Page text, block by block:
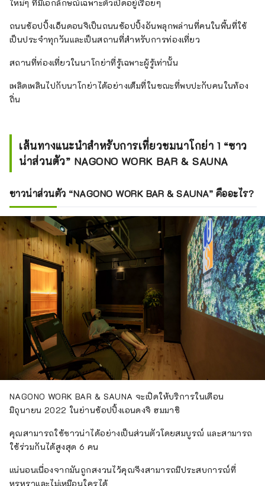
ใหม่ๆ ที่มีเอกลักษณ์เฉพาะตัวเปิดอยู่เรื่อยๆ
ถนนช้อปปิ้งเอ็นดอนจิเป็นถนนช้อปปิ้งอันพลุกพล่านที่คนในพื้นที่ใช้
เป็นประจำทุกวันและเป็นสถานที่สำหรับการท่องเที่ยว
สถานที่ท่องเที่ยวในนาโกย่าที่รู้เฉพาะผู้รู้เท่านั้น
เพลิดเพลินไปกับนาโกย่าได้อย่างเต็มที่ในขณะที่พบปะกับคนในท้อง
ถิ่น
เส้นทางแนะนำสำหรับการเที่ยวชมนาโกย่า 1 “ซาว
น่าส่วนตัว” NAGONO WORK BAR & SAUNA
ซาวน่าส่วนตัว “NAGONO WORK BAR & SAUNA” คืออะไร?
NAGONO WORK BAR & SAUNA จะเปิดให้บริการในเดือน
มิถุนายน 2022 ในย่านช้อปปิ้งเอนดงจิ ฮมมาชิ
คุณสามารถใช้ซาวน่าได้อย่างเป็นส่วนตัวโดยสมบูรณ์ และสามารถ
ใช้ร่วมกันได้สูงสุด 6 คน
แน่นอนเนื่องจากมันถูกสงวนไว้คุณจึงสามารถมีประสบการณ์ที่
หรูหราและไม่เหมือนใครได้